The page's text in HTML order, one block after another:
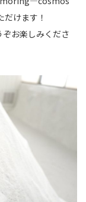
けます！
お楽しみくださ